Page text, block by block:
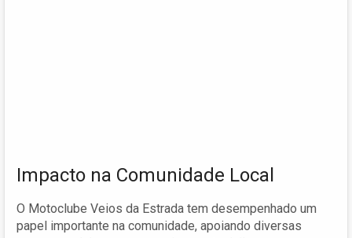
Impacto na Comunidade Local
O Motoclube Veios da Estrada tem desempenhado um
papel importante na comunidade, apoiando diversas